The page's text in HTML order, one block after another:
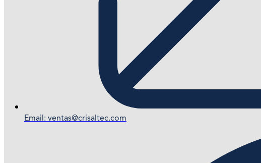
Email: ventas@crisaltec.com